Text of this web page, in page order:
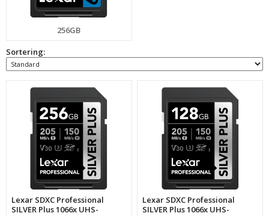
256GB
Sortering:
Lexar SDXC Professional
SILVER Plus 1066x UHS-
Lexar SDXC Professional
SILVER Plus 1066x UHS-